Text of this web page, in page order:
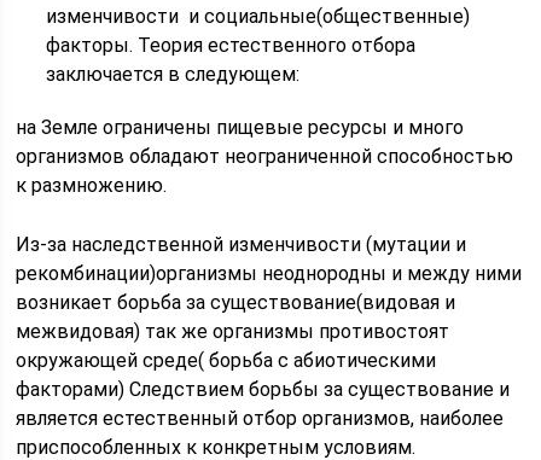
изменчивости и социальные(общественные)
факторы. Теория естественного отбора
заключается в следующем:
на Земле ограничены пищевые ресурсы и много
организмов обладают неограниченной способностью
к размножению.
Из-за наследственной изменчивости (мутации и
рекомбинации)организмы неоднородны и между ними
возникает борьба за существование(видовая и
межвидовая) так же организмы противостоят
окружающей среде( борьба с абиотическими
факторами) Следствием борьбы за существование и
является естественный отбор организмов, наиболее
приспособленных к конкретным условиям.